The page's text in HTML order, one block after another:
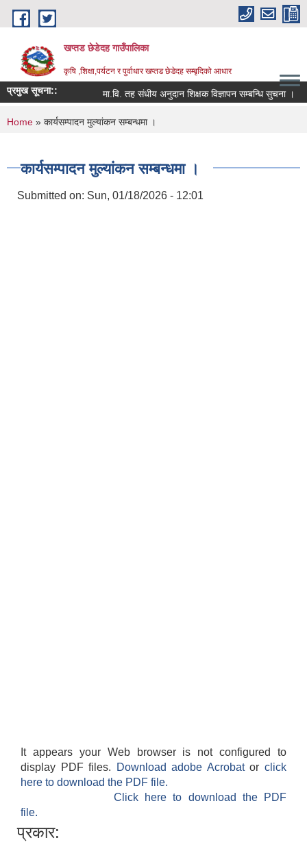
Skip to main content
खप्तड छेडेदह गाउँपालिका
कृषि ,शिक्षा,पर्यटन र पुर्वाधार खप्तड छेडेदह सम्बृदिको आधार
प्रमुख सूचना:: मा.वि. तह संधीय अनुदान शिक्षक विज्ञापन सम्बन्धि सुचना ।
You are here
Home » कार्यसम्पादन मुल्यांकन सम्बन्धमा ।
कार्यसम्पादन मुल्यांकन सम्बन्धमा ।
Submitted on: Sun, 01/18/2026 - 12:01
It appears your Web browser is not configured to
display PDF files.
Download adobe Acrobatorclick
here to download the PDF file.
Click here to download the PDF
file.
प्रकार: